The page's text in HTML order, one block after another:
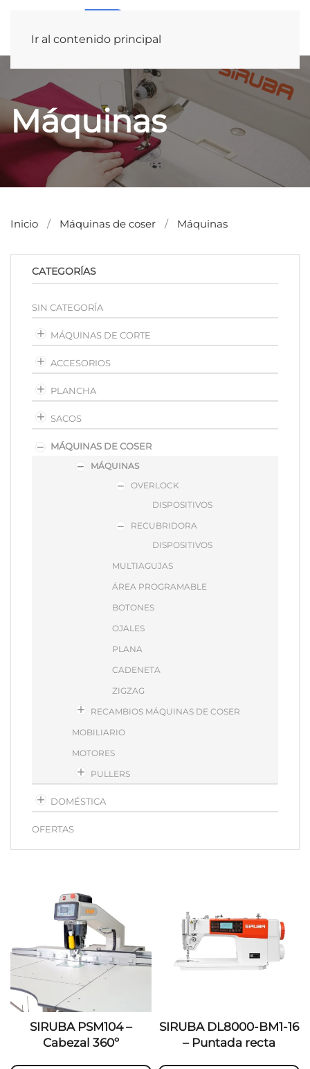
Ir al contenido principal
Máquinas
Inicio Máquinas de coser Máquinas
CATEGORÍAS
SIN CATEGORÍA
MÁQUINAS DE CORTE
ACCESORIOS
PLANCHA
SACOS
MÁQUINAS DE COSER
MÁQUINAS
OVERLOCK
DISPOSITIVOS
RECUBRIDORA
DISPOSITIVOS
MULTIAGUJAS
ÁREA PROGRAMABLE
BOTONES
OJALES
PLANA
CADENETA
ZIGZAG
RECAMBIOS MÁQUINAS DE COSER
MOBILIARIO
MOTORES
PULLERS
DOMÉSTICA
OFERTAS
SIRUBA PSM104 –
Cabezal 360º
SIRUBA DL8000-BM1-16
– Puntada recta